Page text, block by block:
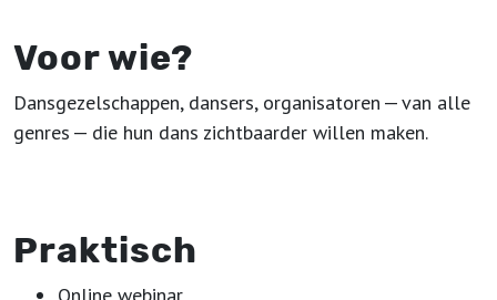
Voor wie?
Dansgezelschappen, dansers, organisatoren — van alle
genres — die hun dans zichtbaarder willen maken.
Praktisch